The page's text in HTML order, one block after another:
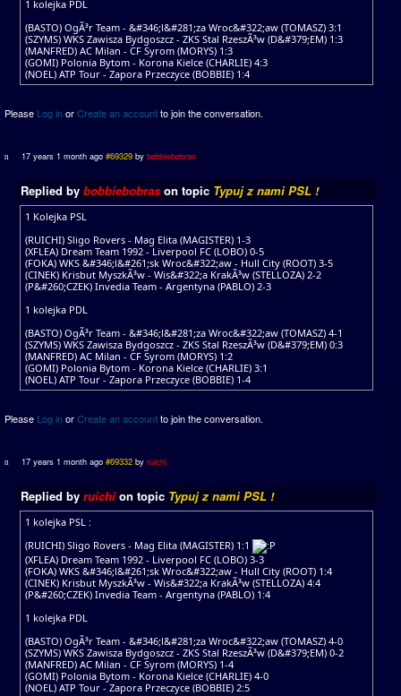
1 kolejka PDL
(BASTO) OgÃ³r Team - &#346;l&#281;za Wroc&#322;aw (TOMASZ) 3:1
(SZYMS) WKS Zawisza Bydgoszcz - ZKS Stal RzeszÃ³w (D&#379;EM) 1:3
(MANFRED) AC Milan - CF Syrom (MORYS) 1:3
(GOMI) Polonia Bytom - Korona Kielce (CHARLIE) 4:3
(NOEL) ATP Tour - Zapora Przeczyce (BOBBIE) 1:4
Please Log inorCreate an accountto join the conversation.
17 years 1 month ago #69329 bybobbiebobras
Replied by bobbiebobras on topic Typuj z nami PSL !
1 Kolejka PSL
(RUICHI) Sligo Rovers - Mag Elita (MAGISTER) 1-3
(XFLEA) Dream Team 1992 - Liverpool FC (LOBO) 0-5
(FOKA) WKS &#346;l&#261;sk Wroc&#322;aw - Hull City (ROOT) 3-5
(CINEK) Krisbut MyszkÃ³w - Wis&#322;a KrakÃ³w (STELLOZA) 2-2
(P&#260;CZEK) Invedia Team - Argentyna (PABLO) 2-3
1 kolejka PDL
(BASTO) OgÃ³r Team - &#346;l&#281;za Wroc&#322;aw (TOMASZ) 4-1
(SZYMS) WKS Zawisza Bydgoszcz - ZKS Stal RzeszÃ³w (D&#379;EM) 0:3
(MANFRED) AC Milan - CF Syrom (MORYS) 1:2
(GOMI) Polonia Bytom - Korona Kielce (CHARLIE) 3:1
(NOEL) ATP Tour - Zapora Przeczyce (BOBBIE) 1-4
Please Log inorCreate an accountto join the conversation.
17 years 1 month ago #69332 byruichi
Replied by ruichion topic Typuj z nami PSL !
1 kolejka PSL :
(RUICHI) Sligo Rovers - Mag Elita (MAGISTER) 1:1
(XFLEA) Dream Team 1992 - Liverpool FC (LOBO) 3-3
(FOKA) WKS &#346;l&#261;sk Wroc&#322;aw - Hull City (ROOT) 1:4
(CINEK) Krisbut MyszkÃ³w - Wis&#322;a KrakÃ³w (STELLOZA) 4:4
(P&#260;CZEK) Invedia Team - Argentyna (PABLO) 1:4
1 kolejka PDL
(BASTO) OgÃ³r Team - &#346;l&#281;za Wroc&#322;aw (TOMASZ) 4-0
(SZYMS) WKS Zawisza Bydgoszcz - ZKS Stal RzeszÃ³w (D&#379;EM) 0-2
(MANFRED) AC Milan - CF Syrom (MORYS) 1-4
(GOMI) Polonia Bytom - Korona Kielce (CHARLIE) 4-0
(NOEL) ATP Tour - Zapora Przeczyce (BOBBIE) 2:5